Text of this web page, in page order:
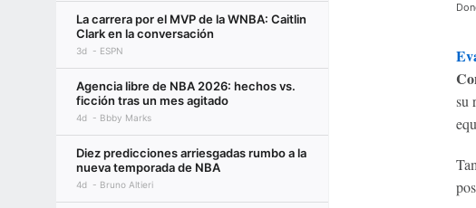
La carrera por el MVP de la WNBA: Caitlin
Clark en la conversación
3d ESPN
Agencia libre de NBA 2026: hechos vs.
ficción tras un mes agitado
4d Bbby Marks
Diez predicciones arriesgadas rumbo a la
nueva temporada de NBA
4d Bruno Altieri
su